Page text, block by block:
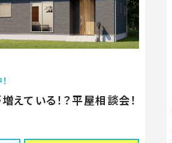
えている！？平屋相談会！